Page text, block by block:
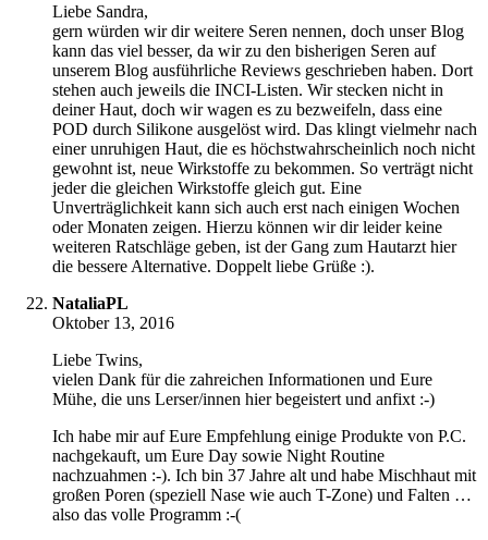
Liebe Sandra,
gern würden wir dir weitere Seren nennen, doch unser Blog
kann das viel besser, da wir zu den bisherigen Seren auf
unserem Blog ausführliche Reviews geschrieben haben. Dort
stehen auch jeweils die INCI-Listen. Wir stecken nicht in
deiner Haut, doch wir wagen es zu bezweifeln, dass eine
POD durch Silikone ausgelöst wird. Das klingt vielmehr nach
einer unruhigen Haut, die es höchstwahrscheinlich noch nicht
gewohnt ist, neue Wirkstoffe zu bekommen. So verträgt nicht
jeder die gleichen Wirkstoffe gleich gut. Eine
Unverträglichkeit kann sich auch erst nach einigen Wochen
oder Monaten zeigen. Hierzu können wir dir leider keine
weiteren Ratschläge geben, ist der Gang zum Hautarzt hier
die bessere Alternative. Doppelt liebe Grüße :).
NataliaPL
Oktober 13, 2016
Liebe Twins,
vielen Dank für die zahreichen Informationen und Eure
Mühe, die uns Lerser/innen hier begeistert und anfixt :-)
Ich habe mir auf Eure Empfehlung einige Produkte von P.C.
nachgekauft, um Eure Day sowie Night Routine
nachzuahmen :-). Ich bin 37 Jahre alt und habe Mischhaut mit
großen Poren (speziell Nase wie auch T-Zone) und Falten …
also das volle Programm :-(